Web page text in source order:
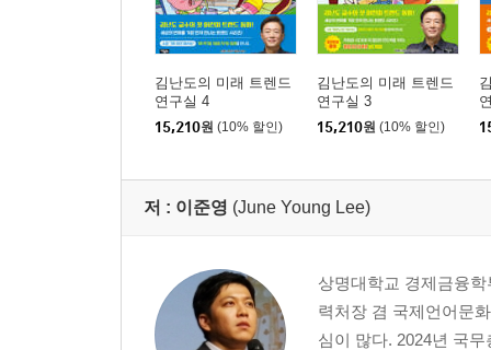
김난도의 미래 트렌드
연구실 4
15,210원 (10% 할인)
김난도의 미래 트렌드
연구실 3
15,210원 (10% 할인)
저 : 이준영 (June Young Lee)
상명대학교 경제금융
력처장 겸 국제언어문
심이 많다. 2024년 국